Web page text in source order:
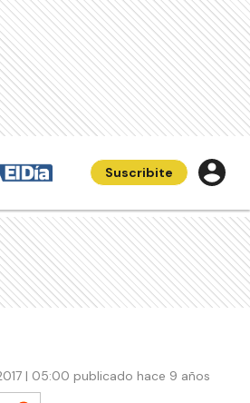
Suscribite
| 05:00 publicado hace 9 años